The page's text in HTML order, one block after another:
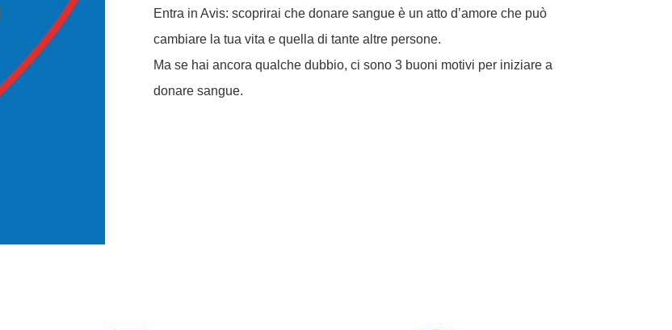
Entra in Avis: scoprirai che donare sangue è un atto d’amore che può
cambiare la tua vita e quella di tante altre persone.
Ma se hai ancora qualche dubbio, ci sono 3 buoni motivi per iniziare a
donare sangue.